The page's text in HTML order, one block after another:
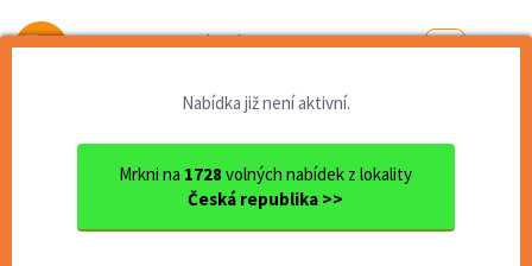
Od první brigády
Nabídka již není aktivní.
Mrkni na 1728 volných nabídek z lokality
Česká republika >>
Uherské Hradiště
KFC UHERSKÉ HRADIŠTĚ HLEDÁ ...
<< Zpět